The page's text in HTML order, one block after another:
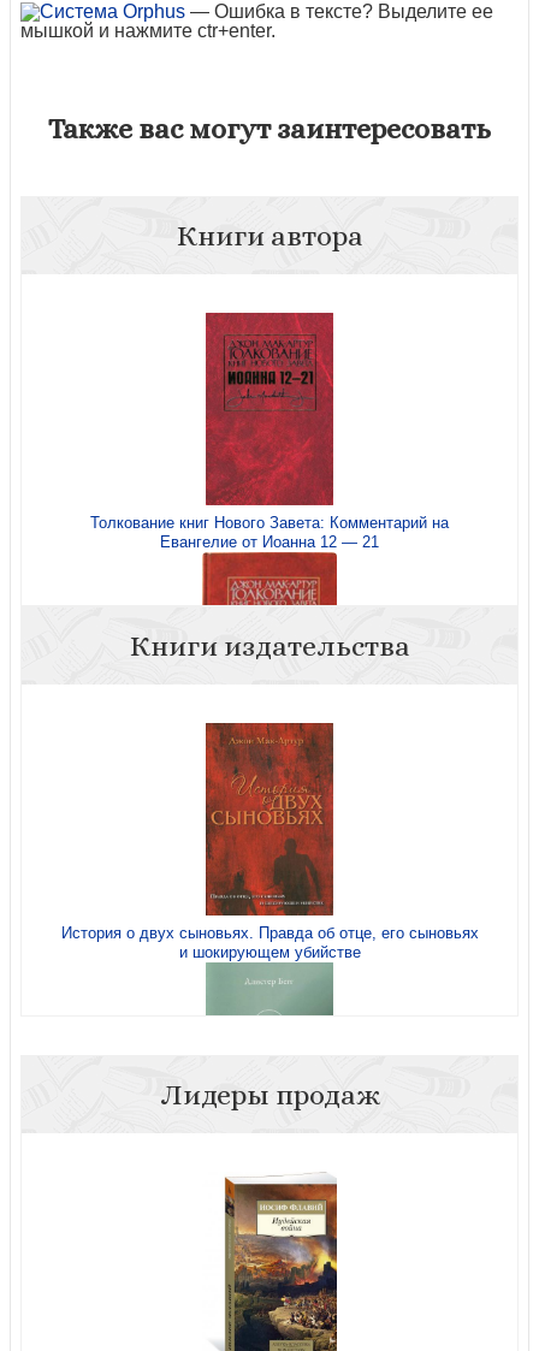
— Ошибка в тексте? Выделите ее
мышкой и нажмите ctr+enter.
Также вас могут заинтересовать
Книги автора
Толкование книг Нового Завета: Комментарий на
Евангелие от Иоанна 12 — 21
Толкование книг Нового Завета Матфея. 24-28
Толкование книг Нового завета Матфея. 8 — 15
Толкование книг Нового завета. 1 Петра
Книги издательства
История о двух сыновьях. Правда об отце, его сыновьях
и шокирующем убийстве
Человек на кресте
Лидеры продаж